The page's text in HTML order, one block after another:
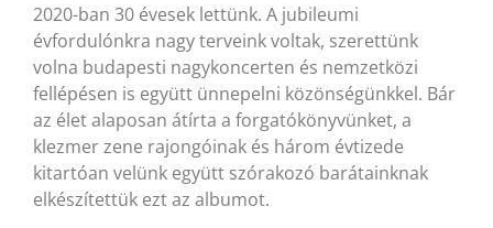
2020-ban 30 évesek lettünk. A jubileumi
évfordulónkra nagy terveink voltak, szerettünk
volna budapesti nagykoncerten és nemzetközi
fellépésen is együtt ünnepelni közönségünkkel. Bár
az élet alaposan átírta a forgatókönyvünket, a
klezmer zene rajongóinak és három évtizede
kitartóan velünk együtt szórakozó barátainknak
elkészítettük ezt az albumot.